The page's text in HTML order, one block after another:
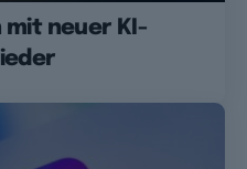
neuer KI-